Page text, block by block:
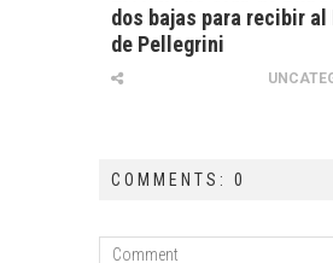
dos bajas para recibir al
de Pellegrini
COMMENTS: 0